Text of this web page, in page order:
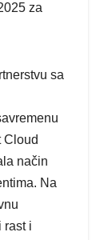
za
sa
Cloud
način
Na
rast i